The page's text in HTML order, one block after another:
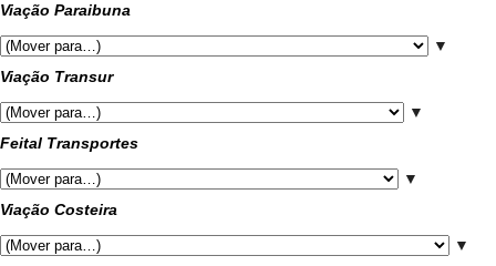
Viação Paraibuna
▼
Viação Transur
▼
Feital Transportes
▼
Viação Costeira
▼